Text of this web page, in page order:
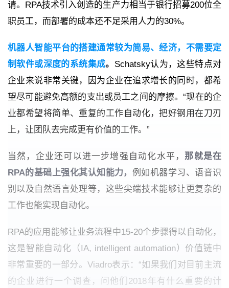
请。RPA技术引入创造的生产力相当于银行招募200位全
职员工，而部署的成本还不足采用人力的30%。
机器人智能平台的搭建通常较为简易、经济，不需要定
制软件或深度的系统集成。 Schatsky认为，这些特点对
企业来说非常关键，因为企业在追求增长的同时，都希
望尽可能避免高额的支出或员工之间的摩擦。“现在的企
业都希望将简单、重复的工作自动化，把好钢用在刀刃
上，让团队去完成更有价值的工作。”
当然，企业还可以进一步增强自动化水平， 那就是在
RPA的基础上强化其认知能力， 例如机器学习、语音识
别以及自然语言处理等，这些尖端技术能够让更复杂的
工作也能实现自动化。
RPA的应用能够让业务流程中15-20个步骤得以自动化，
这是智能自动化（IA, intelligent automation）价值链中
非常重要的一部分。Viadro表示：“如果我们对目前主流
的企业进行一个调查，问他们2018年有什么重要的计